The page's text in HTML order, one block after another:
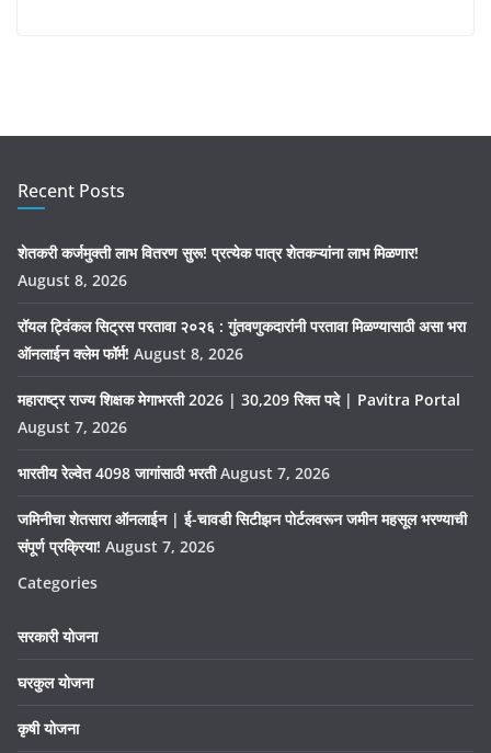
Recent Posts
शेतकरी कर्जमुक्ती लाभ वितरण सुरू! प्रत्येक पात्र शेतकऱ्यांना लाभ मिळणार!
August 8, 2026
रॉयल ट्विंकल सिट्रस परतावा २०२६ : गुंतवणुकदारांनी परतावा मिळण्यासाठी असा भरा
ऑनलाईन क्लेम फॉर्म! August 8, 2026
महाराष्ट्र राज्य शिक्षक मेगाभरती 2026 | 30,209 रिक्त पदे | Pavitra Portal
August 7, 2026
भारतीय रेल्वेत 4098 जागांसाठी भरती August 7, 2026
जमिनीचा शेतसारा ऑनलाईन | ई-चावडी सिटीझन पोर्टलवरून जमीन महसूल भरण्याची
संपूर्ण प्रक्रिया! August 7, 2026
Categories
सरकारी योजना
घरकुल योजना
कृषी योजना